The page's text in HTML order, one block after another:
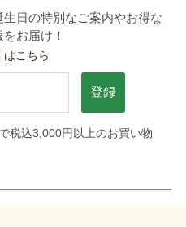
日の特別なご案内やお得な
お届け！
はこちら
登録
税込3,000円以上のお買い物